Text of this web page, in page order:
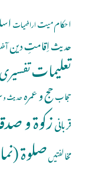
احکام میتاراضیات
حدیثاِقامتِ دین
تعلیمات
حجابحج و عمرہحدیث
قربانیزکوۃ و
مخالفتیںصلوة